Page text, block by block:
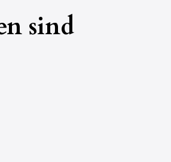
sind